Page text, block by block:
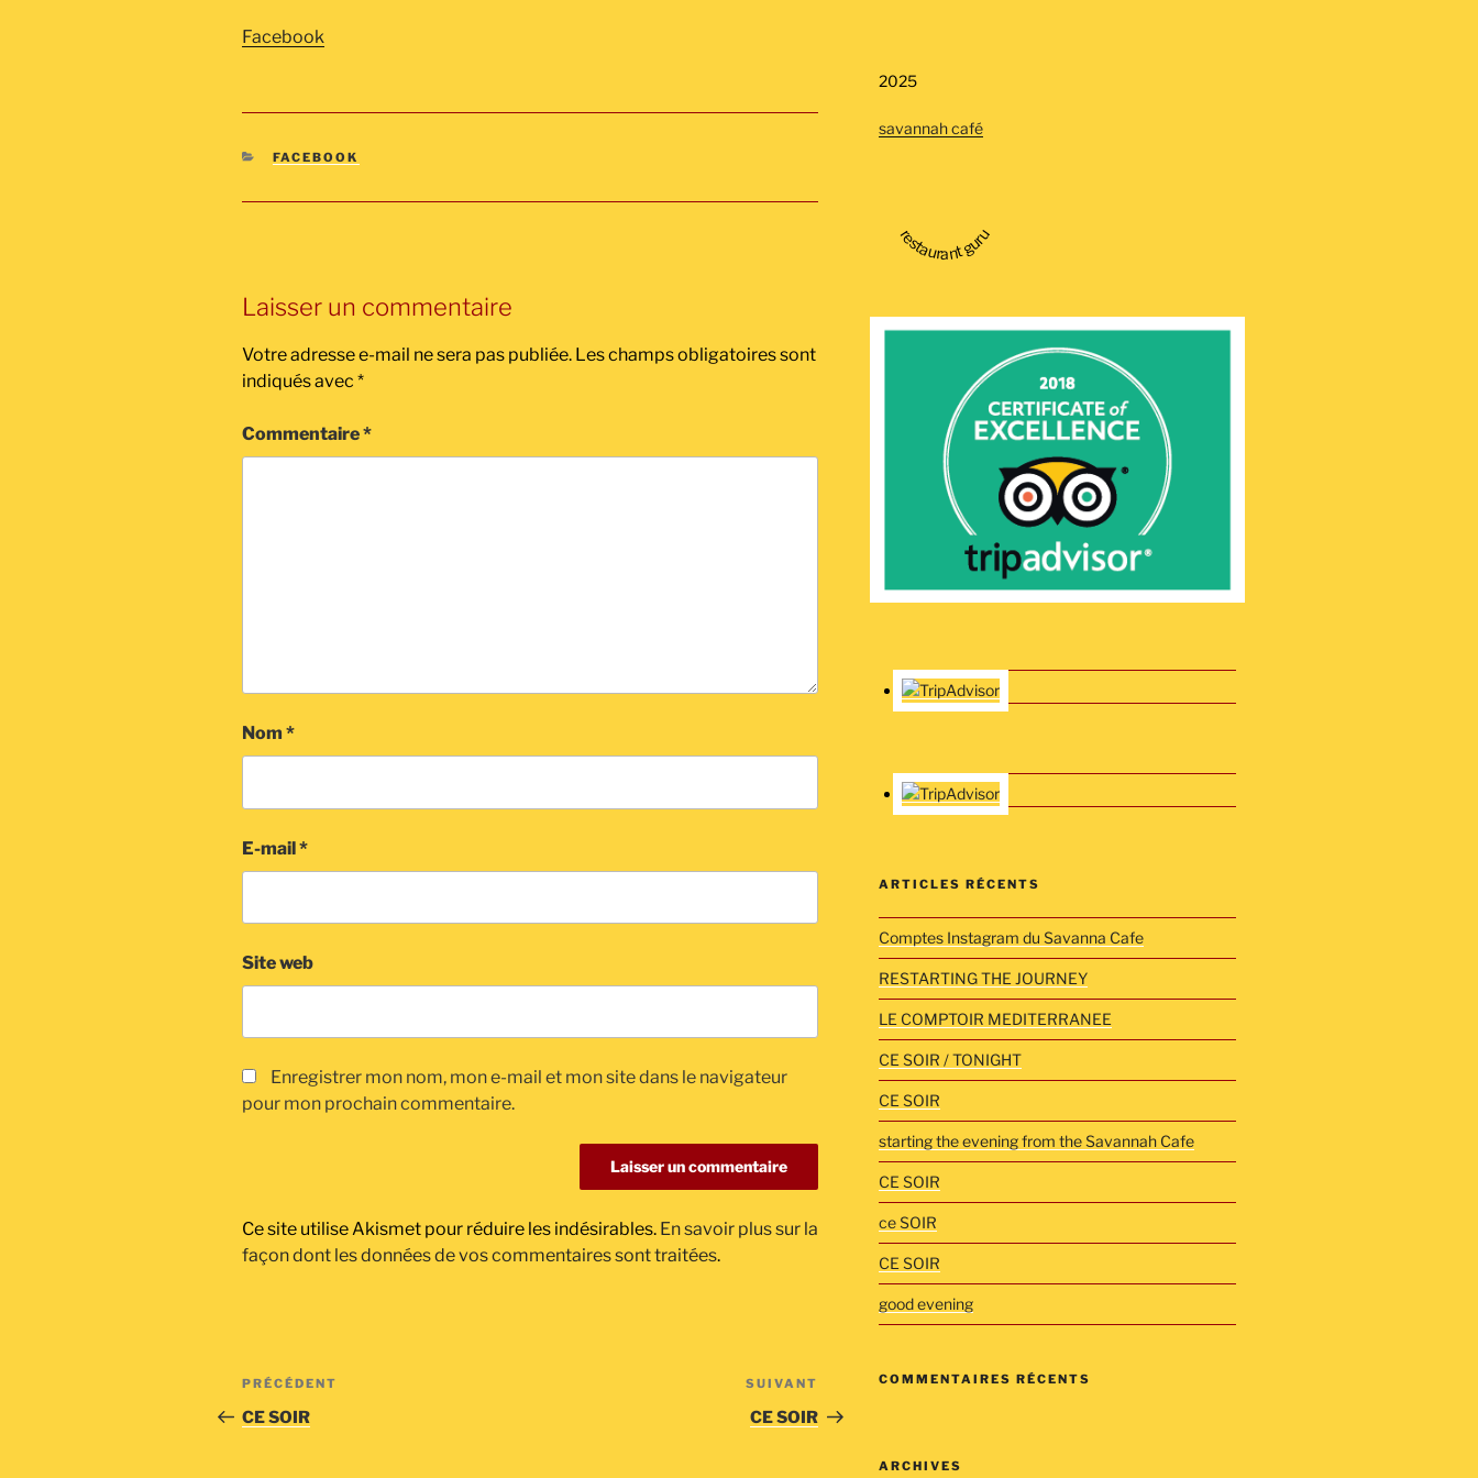
Facebook
CATÉGORIES
FACEBOOK
Laisser un commentaire
Votre adresse e-mail ne sera pas publiée. Les champs obligatoires sont
indiqués avec *
Commentaire*
Nom *
E-mail*
Site web
Enregistrer mon nom, mon e-mail et mon site dans le navigateur
pour mon prochain commentaire.
Ce site utilise Akismet pour réduire les indésirables. En savoir plus sur la
façon dont les données de vos commentaires sont traitées.
Navigation
de
Article
précédent
PRÉCÉDENT
CE SOIR
suivant
SUIVANT
CE SOIR
2025
savannah café
restaurant guru
ARTICLES RÉCENTS
Comptes Instagram du Savanna Cafe
RESTARTING THE JOURNEY
LE COMPTOIR MEDITERRANEE
CE SOIR / TONIGHT
CE SOIR
starting the evening from the Savannah Cafe
CE SOIR
ce SOIR
CE SOIR
good evening
COMMENTAIRES RÉCENTS
ARCHIVES